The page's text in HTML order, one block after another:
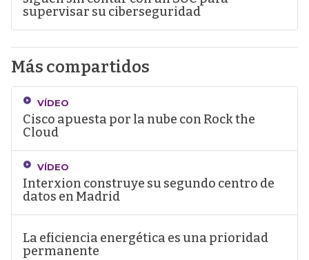
supervisar su ciberseguridad
Más compartidos
VÍDEO
Cisco apuesta por la nube con Rock the
Cloud
VÍDEO
Interxion construye su segundo centro de
datos en Madrid
La eficiencia energética es una prioridad
permanente